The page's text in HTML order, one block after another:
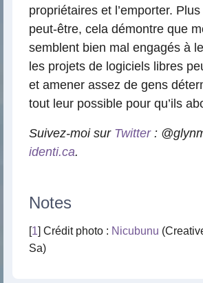
propriétaires et l’emporter.
peut-être, cela démontre que
semblent bien mal engagés à
les projets de logiciels libres
et amener assez de gens
tout leur possible pour qu’ils
Suivez-moi sur Twitter:
identi.ca.
Notes
[1] Crédit photo : Nicubunu
Sa)